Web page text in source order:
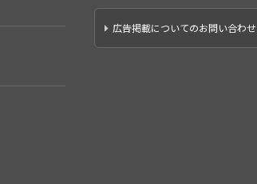
広告掲載についてのお問い合わせ